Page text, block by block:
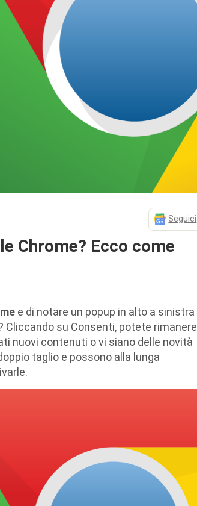
Seguici
Chrome? Ecco come
e di notare un popup in alto a sinistra
su Consenti, potete rimanere
nuovi contenuti o vi siano delle novità
taglio e possono alla lunga